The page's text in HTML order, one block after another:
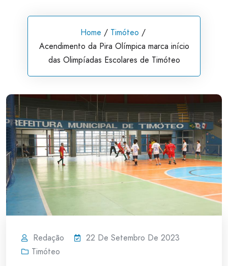
Home / Timóteo /
Acendimento da Pira Olímpica marca início
das Olimpíadas Escolares de Timóteo
Redação
22 De Setembro De 2023
Timóteo